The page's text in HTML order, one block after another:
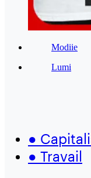
Modiie
Lumi
●
● Travail